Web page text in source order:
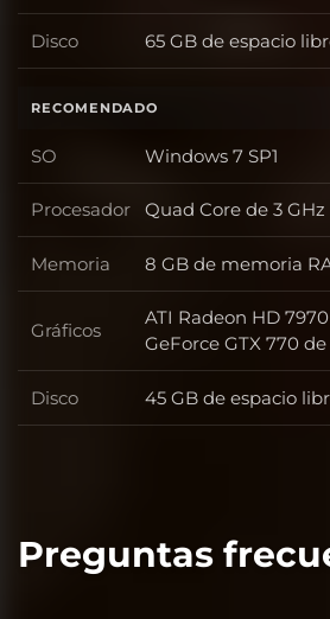
Disco Disco
65 GB de espacio
RECOMENDADO
SO SO
Windows 7 SP1
Procesador Procesador
Quad Core de 3 GHz
Memoria Memoria
8 GB de memoria
Gráficos Gráficos
ATI Radeon HD
GeForce GTX 770
Disco Disco
45 GB de espacio
Preguntas